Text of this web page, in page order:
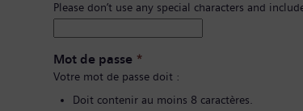
Please don’t use any special characters and
Mot de passe *
Votre mot de passe doit :
Doit contenir au moins 8 caractères.